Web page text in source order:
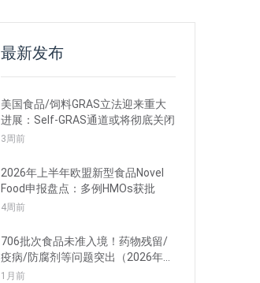
最新发布
美国食品/饲料GRAS立法迎来重大
进展：Self-GRAS通道或将彻底关闭
3周前
2026年上半年欧盟新型食品Novel
Food申报盘点：多例HMOs获批
4周前
706批次食品未准入境！药物残留/
疫病/防腐剂等问题突出（2026年5
月）
1月前